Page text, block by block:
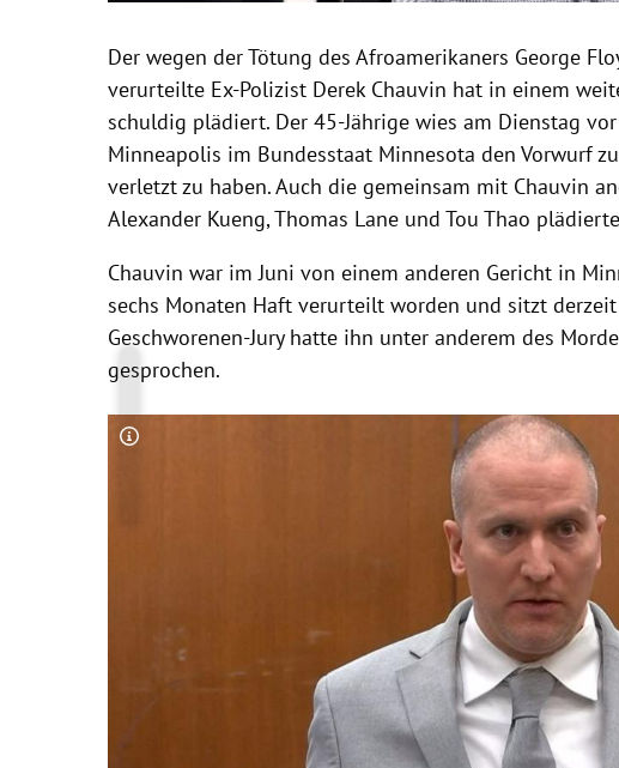
Der wegen der Tötung des Afroamerikaners George
verurteilte Ex-Polizist Derek Chauvin hat in einem
schuldig plädiert. Der 45-Jährige wies am Dienstag
Minneapolis im Bundesstaat Minnesota den Vorwurf
verletzt zu haben. Auch die gemeinsam mit Chauvin
Alexander Kueng, Thomas Lane und Tou Thao
Chauvin war im Juni von einem anderen Gericht in
sechs Monaten Haft verurteilt worden und sitzt
Geschworenen-Jury hatte ihn unter anderem des
gesprochen.
Copyright-Hinweis öffnen/schließen